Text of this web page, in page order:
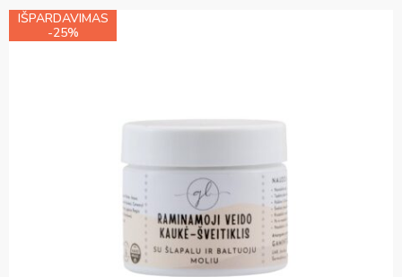
IŠPARDAVIMAS
-25%